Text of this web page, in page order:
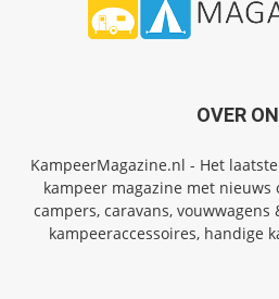
OVER
KampeerMagazine.nl - Het
kampeer magazine met nieuws
campers, caravans,
kampeeraccessoires, handige